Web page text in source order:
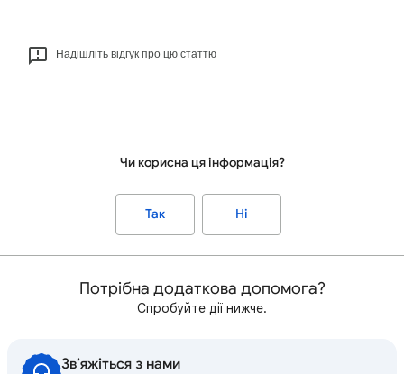
Надішліть відгук про цю статтю
Чи корисна ця інформація?
Так Ні
Потрібна додаткова допомога?
Спробуйте дії нижче.
Зв’яжіться з нами